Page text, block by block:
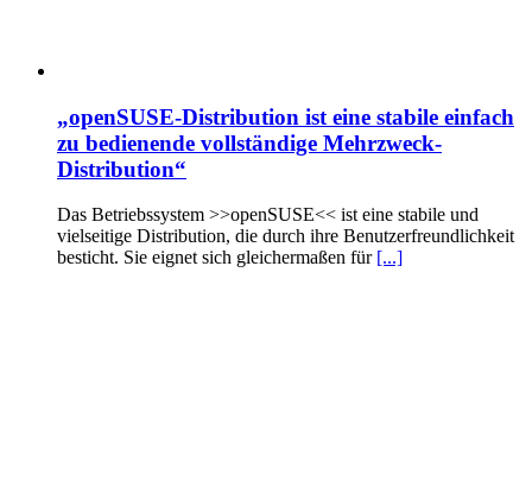
„openSUSE-Distribution ist eine stabile einfach
zu bedienende vollständige Mehrzweck-
Distribution“
Das Betriebssystem >>openSUSE<< ist eine stabile und
vielseitige Distribution, die durch ihre Benutzerfreundlichkeit
besticht. Sie eignet sich gleichermaßen für [...]